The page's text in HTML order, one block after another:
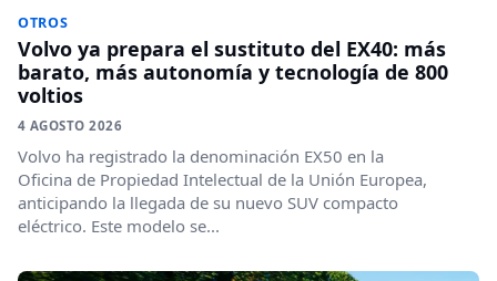
OTROS
Volvo ya prepara el sustituto del EX40: más
barato, más autonomía y tecnología de 800
voltios
4 AGOSTO 2026
Volvo ha registrado la denominación EX50 en la
Oficina de Propiedad Intelectual de la Unión Europea,
anticipando la llegada de su nuevo SUV compacto
eléctrico. Este modelo se...